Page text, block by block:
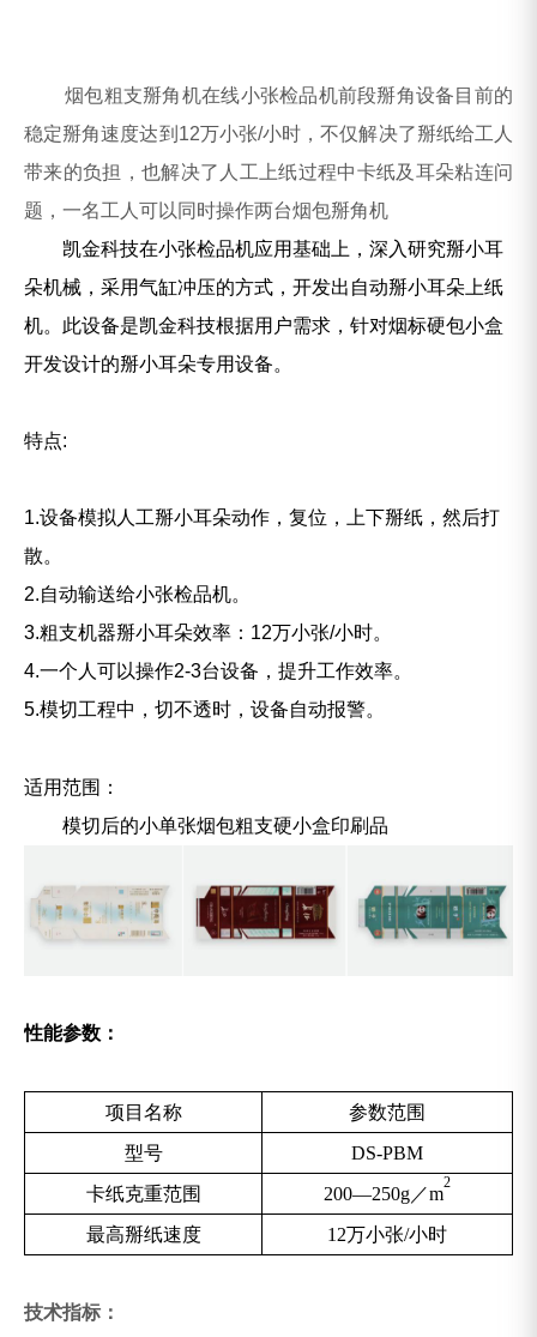
烟包粗支掰角机在线小张检品机前段掰角设备目前的
稳定掰角速度达到 12万小张/小时，不仅解决了掰纸给工人
带来的负担，也解决了人工上纸过程中卡纸及耳朵粘连问
题，一名工人可以同时操作两台烟包掰角机
凯金科技在小张检品机应用基础上，深入研究掰小耳
朵机械，采用气缸冲压的方式，开发出自动掰小耳朵上纸
机。此设备是凯金科技根据用户需求，针对烟标硬包小盒
开发设计的掰小耳朵专用设备。
特点:
1.设备模拟人工掰小耳朵动作，复位，上下掰纸，然后打
散。
2.自动输送给小张检品机。
3.粗支机器掰小耳朵效率：12万小张/小时。
4.一个人可以操作2-3台设备，提升工作效率。
5.模切工程中，切不透时，设备自动报警。
适用范围：
模切后的小单张烟包粗支硬小盒印刷品
性能参数：
项目名称
参数范围
型号
DS-PBM
卡纸克重范围
200—250g／m
2
最高掰纸速度 12万小张/小时
技术指标：